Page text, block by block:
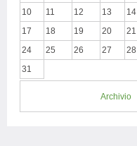
10
11 12 13 14
17
18 19 20 21
24
25 26 27 28
31
Archivio